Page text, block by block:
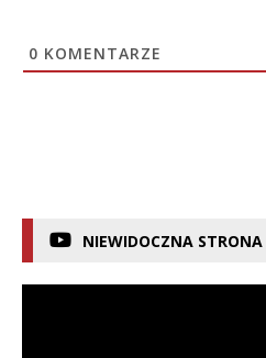
0 KOMENTARZE
NIEWIDOCZNA STRONA